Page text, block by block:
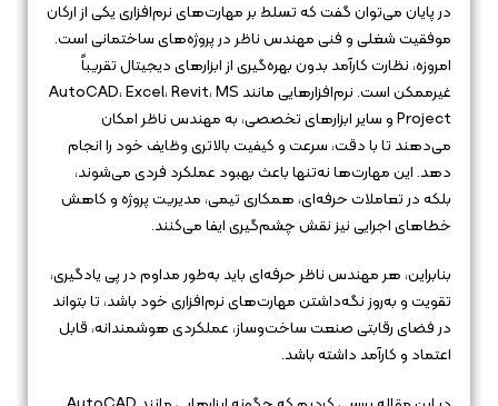
در پایان می‌توان گفت که تسلط بر مهارت‌های نرم‌افزاری یکی از ارکان
موفقیت شغلی و فنی مهندس ناظر در پروژه‌های ساختمانی است.
امروزه، نظارت کارآمد بدون بهره‌گیری از ابزارهای دیجیتال تقریباً
غیرممکن است. نرم‌افزارهایی مانند AutoCAD، Excel، Revit، MS
Project و سایر ابزارهای تخصصی، به مهندس ناظر امکان
می‌دهند تا با دقت، سرعت و کیفیت بالاتری وظایف خود را انجام
دهد. این مهارت‌ها نه‌تنها باعث بهبود عملکرد فردی می‌شوند،
بلکه در تعاملات حرفه‌ای، همکاری تیمی، مدیریت پروژه و کاهش
خطاهای اجرایی نیز نقش چشم‌گیری ایفا می‌کنند.
بنابراین، هر مهندس ناظر حرفه‌ای باید به‌طور مداوم در پی یادگیری،
تقویت و به‌روز نگه‌داشتن مهارت‌های نرم‌افزاری خود باشد، تا بتواند
در فضای رقابتی صنعت ساخت‌وساز، عملکردی هوشمندانه، قابل
اعتماد و کارآمد داشته باشد.